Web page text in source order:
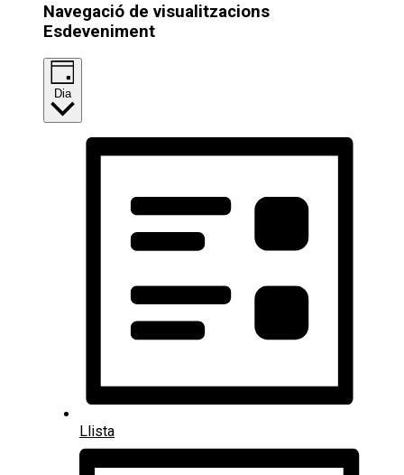
Navegació de visualitzacions
Esdeveniment
Dia
Llista